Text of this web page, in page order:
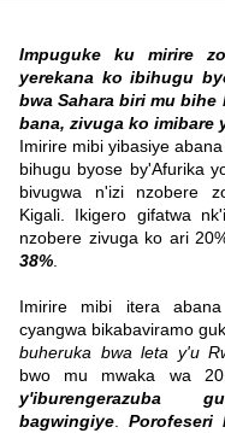
Impuguke ku mirire
yerekana ko ibihugu
bwa Sahara biri mu
bana, zivuga ko imibare
Imirire mibi yibasiye
bihugu byose by'Afurika
bivugwa n'izi nzobere
Kigali. Ikigero gifatwa
nzobere zivuga ko ari
38%
Imirire mibi itera abana
cyangwa bikabaviramo
buheruka bwa leta y'u
bwo mu mwaka wa
bagwingiye
Porofeseri